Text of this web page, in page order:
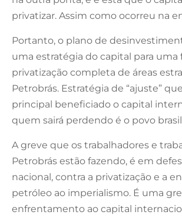
privatizar. Assim como ocorreu na
Portanto, o plano de
uma estratégia do capital para uma
privatização completa de áreas
Petrobrás. Estratégia de “ajuste”
principal beneficiado o capital
quem sairá perdendo é o povo
A greve que os trabalhadores e
Petrobrás estão fazendo, é em
nacional, contra a privatização e a
petróleo ao imperialismo. É uma
enfrentamento ao capital